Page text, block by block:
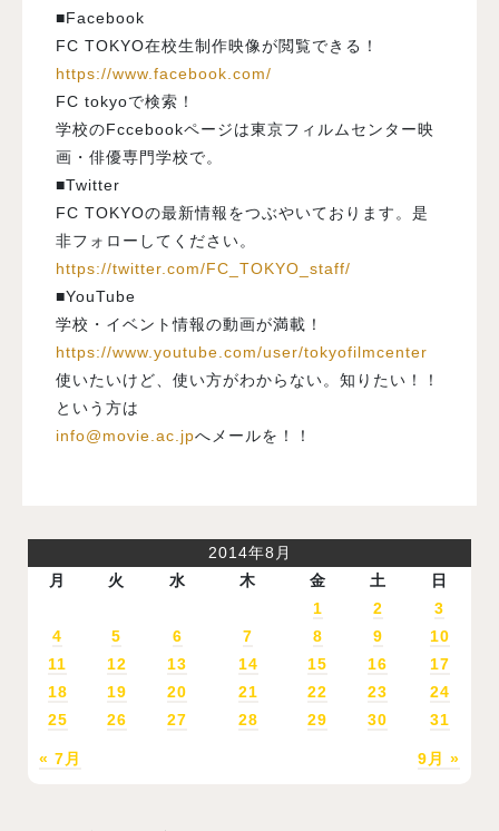
■Facebook
FC TOKYO在校生制作映像が閲覧できる！
https://www.facebook.com/
FC tokyoで検索！
学校のFccebookページは東京フィルムセンター映
画・俳優専門学校で。
■Twitter
FC TOKYOの最新情報をつぶやいております。是
非フォローしてください。
https://twitter.com/FC_TOKYO_staff/
■YouTube
学校・イベント情報の動画が満載！
https://www.youtube.com/user/tokyofilmcenter
使いたいけど、使い方がわからない。知りたい！！
という方は
info@movie.ac.jpへメールを！！
2014年8月
月
火 水 木 金 土 日
« 7月 9月 »
1 2
3
4
5 6 7 8 9
10
11
12 13 14 15 16
17
18
19 20 21 22 23
24
25
26 27 28 29 30 31